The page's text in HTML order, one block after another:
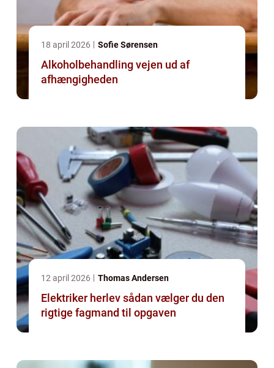
18 april 2026 Sofie Sørensen
Alkoholbehandling vejen ud af
afhængigheden
12 april 2026 Thomas Andersen
Elektriker herlev sådan vælger du den
rigtige fagmand til opgaven